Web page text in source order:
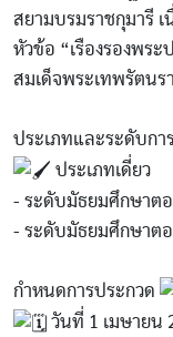
สยามบรมราชกุมารี
หัวข้อ “เรืองรองพระ
สมเด็จพระเทพรัตนร
ประเภทและระดับกา
ประเภทเดี่ยว
- ระดับมัธยมศึกษาต
- ระดับมัธยมศึกษาต
กำหนดการประกวด
วันที่ 1 เมษายน